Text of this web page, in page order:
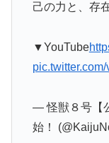
己の力と、存
▼YouTube
— 怪獣８号【
始！